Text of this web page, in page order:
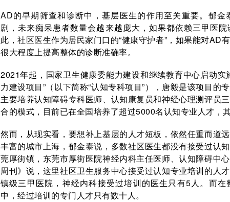
AD的早期筛查和诊断中，基层医生的作用至关重要。郁金
剧，未来痴呆患者数量会越来越庞大，如果都依赖三甲医
此，社区医生作为居民家门口的“健康守护者”，如果能对AD
很大程度上提高整体的诊断准确率。
2021年起，国家卫生健康委能力建设和继续教育中心启动实
力建设项目”（以下简称“认知专科项目”），唐毅是该项目的
主要培养认知障碍专科医师、认知康复员和神经心理测评员
合的模式，目前已在全国培养了超过5000名认知专业人才，
然而，从现实看，要想补上基层的人才短板，依然任重而道
丰富的城市上海，郁金泰说，多数社区医生都没有接受过认
莞厚街镇，东莞市厚街医院神经内科主任医师、认知障碍中
周刊》说，这里社区卫生服务中心接受过认知专业培训的人
镇级三甲医院，神经内科接受过培训的医生只有5人。而
中，经过培训的专门人才只有数十人。